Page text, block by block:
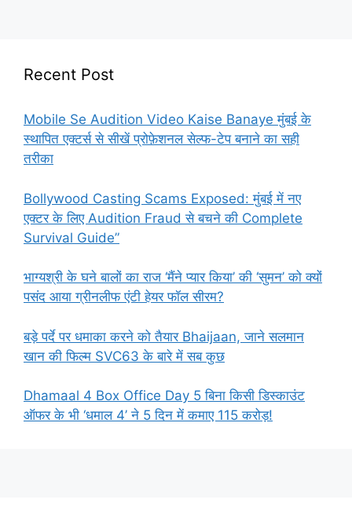
Recent Post
Mobile Se Audition Video Kaise Banaye मुंबई के
स्थापित एक्टर्स से सीखें प्रोफ़ेशनल सेल्फ-टेप बनाने का सही
तरीका
Bollywood Casting Scams Exposed: मुंबई में नए
एक्टर के लिए Audition Fraud से बचने की Complete
Survival Guide”
भाग्यश्री के घने बालों का राज ‘मैंने प्यार किया’ की ‘सुमन’ को क्यों
पसंद आया ग्रीनलीफ एंटी हेयर फॉल सीरम?
बड़े पर्दे पर धमाका करने को तैयार Bhaijaan, जाने सलमान
खान की फिल्म SVC63 के बारे में सब कुछ
Dhamaal 4 Box Office Day 5 बिना किसी डिस्काउंट
ऑफर के भी ‘धमाल 4’ ने 5 दिन में कमाए 115 करोड़!